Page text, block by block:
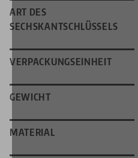
ART DES
SECHSKANTSCHLÜSSELS
VERPACKUNGSEINHEIT
GEWICHT
MATERIAL